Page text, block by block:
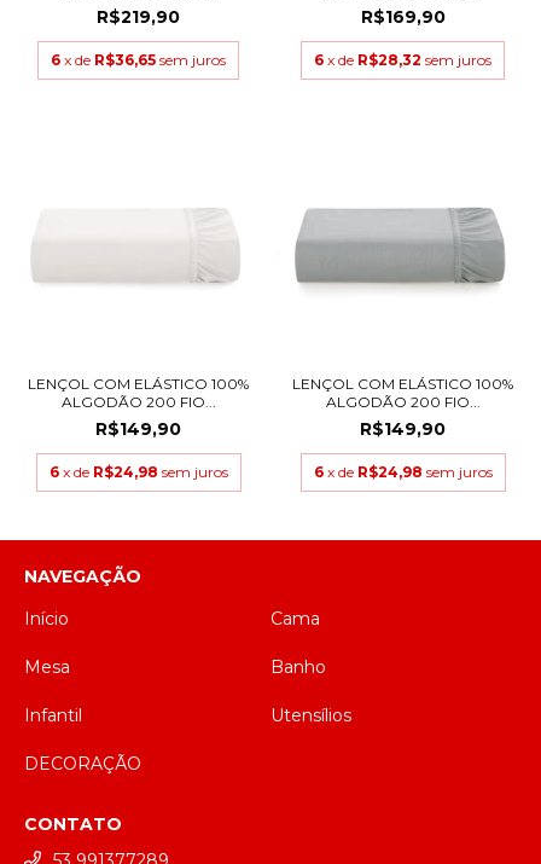
R$219,90
6 x de R$36,65 sem juros
R$169,90
6 x de R$28,32 sem juros
LENÇOL COM ELÁSTICO 100%
ALGODÃO 200 FIO...
R$149,90
6 x de R$24,98 sem juros
LENÇOL COM ELÁSTICO 100%
ALGODÃO 200 FIO...
R$149,90
6 x de R$24,98 sem juros
NAVEGAÇÃO
Início
Cama
Mesa Banho
Infantil Utensílios
DECORAÇÃO
CONTATO